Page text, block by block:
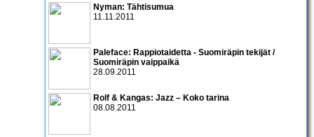
Nyman: Tähtisumua
11.11.2011
Paleface: Rappiotaidetta - Suomiräpin tekijät /
Suomiräpin vaippaikä
28.09.2011
Rolf & Kangas: Jazz – Koko tarina
08.08.2011